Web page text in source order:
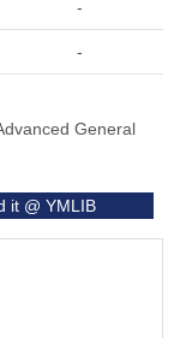
-
-
General
it @ YMLIB